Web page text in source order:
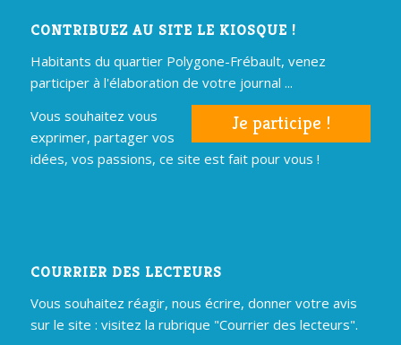
CONTRIBUEZ AU SITE LE KIOSQUE !
Habitants du quartier Polygone-Frébault, venez
participer à l'élaboration de votre journal ...
Je participe !
Vous souhaitez vous
exprimer, partager vos
idées, vos passions, ce site est fait pour vous !
COURRIER DES LECTEURS
Vous souhaitez réagir, nous écrire, donner votre avis
sur le site : visitez la rubrique "Courrier des lecteurs".